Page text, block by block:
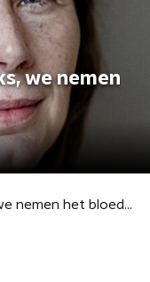
we nemen
Esther Gerritsen: 'Seks, we nemen het bloedserieus'